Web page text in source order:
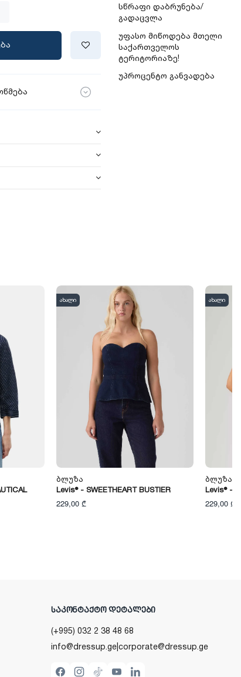
სწრაფი დაბრუნება/
გადაცვლა
უფასო მიწოდება მთელი
საქართველოს
ტერიტორიაზე!
უპროცენტო განვადება
ახალი
Ბლუზა
Levis® - SWEETHEART BUSTIER
229,00 ₾
ახალი
Ბლუზა
Levis® -
229,00 ₾
ᲡᲐᲙᲝᲜᲢᲐᲥᲢᲝ ᲓᲔᲢᲐᲚᲔᲑᲘ
(+995) 032 2 38 48 68
info@dressup.gecorporate@dressup.ge